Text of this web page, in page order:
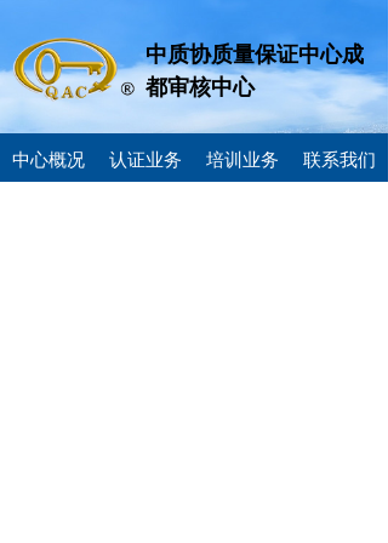
中质协质量保证中心成
都审核中心
中心概况 认证业务 培训业务 联系我们